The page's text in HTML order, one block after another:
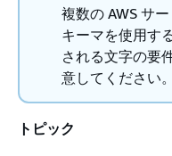
複数の AWS サ
キーマを使用す
される文字の要
意してください。
トピック